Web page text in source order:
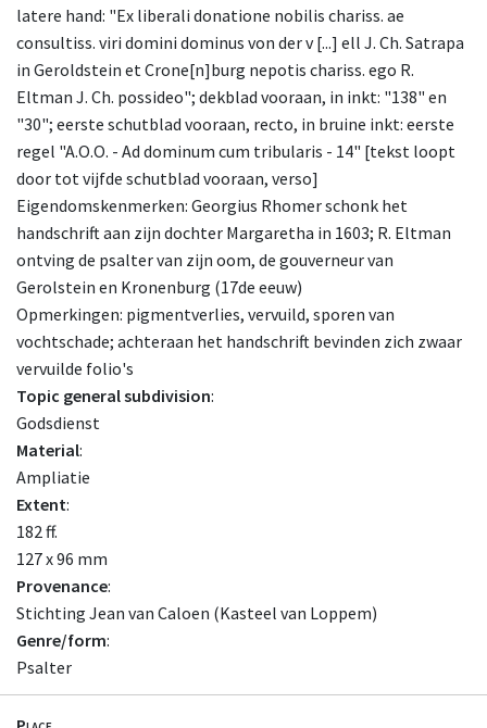
latere hand: "Ex liberali donatione nobilis chariss. ae
consultiss. viri domini dominus von der v [...] ell J. Ch. Satrapa
in Geroldstein et Crone[n]burg nepotis chariss. ego R.
Eltman J. Ch. possideo"; dekblad vooraan, in inkt: "138" en
"30"; eerste schutblad vooraan, recto, in bruine inkt: eerste
regel "A.O.O. - Ad dominum cum tribularis - 14" [tekst loopt
door tot vijfde schutblad vooraan, verso]
Eigendomskenmerken: Georgius Rhomer schonk het
handschrift aan zijn dochter Margaretha in 1603; R. Eltman
ontving de psalter van zijn oom, de gouverneur van
Gerolstein en Kronenburg (17de eeuw)
Opmerkingen: pigmentverlies, vervuild, sporen van
vochtschade; achteraan het handschrift bevinden zich zwaar
vervuilde folio's
Topic general subdivision:
Godsdienst
Material:
Ampliatie
Extent:
182 ff.
127 x 96 mm
Provenance:
Stichting Jean van Caloen (Kasteel van Loppem)
Genre/form:
Psalter